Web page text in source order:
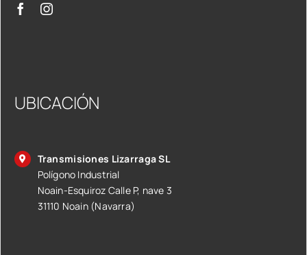
UBICACIÓN
Transmisiones Lizarraga SL
Polígono Industrial
Noain-Esquiroz Calle P, nave 3
31110 Noain (Navarra)